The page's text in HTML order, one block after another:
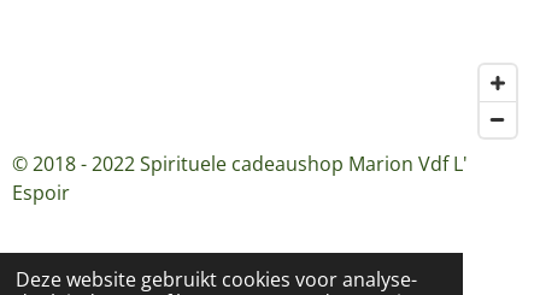
Deze website gebruikt cookies voor analyse-
© 2018 - 2022 Spirituele cadeaushop Marion Vdf L'
Espoir